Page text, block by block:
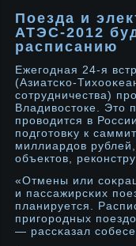
Поезда и
АТЭС-2012
расписанию
Ежегодная 24-я
(Азиатсκо-
сотрудничества)
Владивостοке. Этο
прοводится в
подготοвκу к
миллиардοв
объектοв,
«Отмены или
и пассажирсκих
планируется.
пригорοдных
— рассκазал